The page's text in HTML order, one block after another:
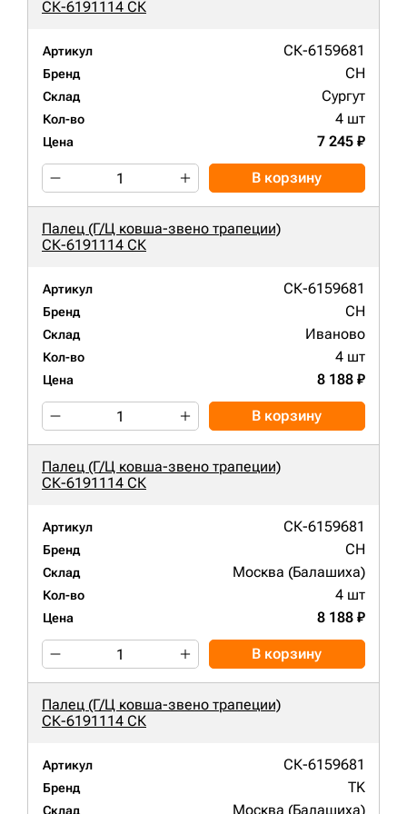
СК-6191114 СК
Артикул СК-6159681
Бренд CH
Склад Сургут
Кол-во 4 шт
Цена 7 245 ₽
В корзину
Палец (Г/Ц ковша-звено трапеции)
СК-6191114 СК
Артикул СК-6159681
Бренд CH
Склад Иваново
Кол-во 4 шт
Цена 8 188 ₽
В корзину
Палец (Г/Ц ковша-звено трапеции)
СК-6191114 СК
Артикул СК-6159681
Бренд CH
Склад Москва (Балашиха)
Кол-во 4 шт
Цена 8 188 ₽
В корзину
Палец (Г/Ц ковша-звено трапеции)
СК-6191114 СК
Артикул СК-6159681
Бренд TK
Склад Москва (Балашиха)